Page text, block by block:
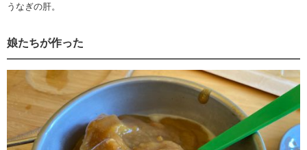
うなぎの肝。
娘たちが作った